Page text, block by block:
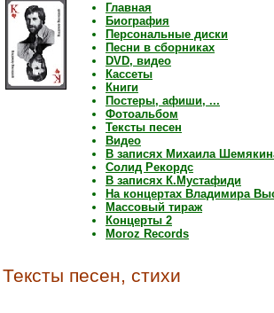
Главная
Биография
Персональные диски
Песни в сборниках
DVD, видео
Кассеты
Книги
Постеры, афиши, ...
Фотоальбом
Тексты песен
Видео
В записях Михаила
Солид Рекордс
В записях К.Мустафиди
На концертах Владимира
Массовый тираж
Концерты 2
Moroz Records
Тексты песен, стихи